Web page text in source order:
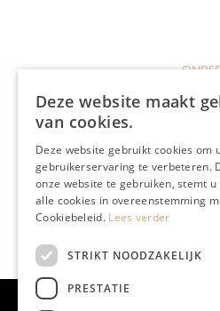
Marc
naar
Deze website maakt
van cookies.
Deze website gebruikt cookies om
gebruikerservaring te verbeteren.
onze website te gebruiken, stemt u
alle cookies in overeenstemming
Cookiebeleid. Lees verder
STRIKT NOODZAKELIJK
PRESTATIE